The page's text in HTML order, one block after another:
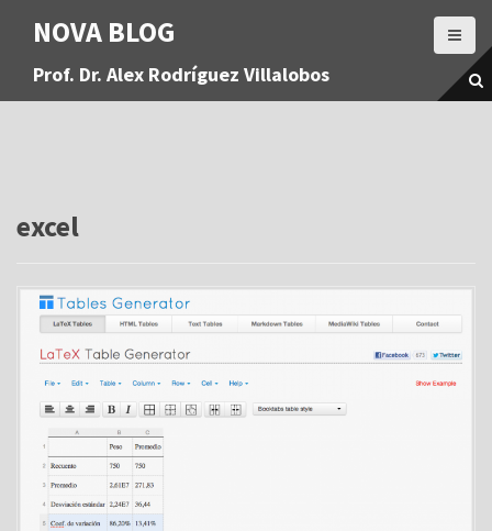
a
NOVA BLOG
Prof. Dr. Alex Rodríguez Villalobos
excel